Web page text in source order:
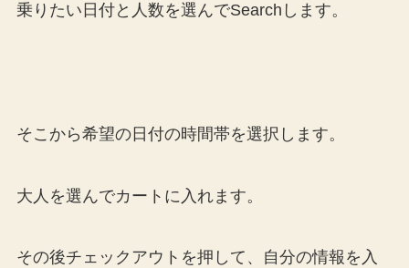
乗りたい日付と人数を選んでSearchします。
そこから希望の日付の時間帯を選択します。
大人を選んでカートに入れます。
その後チェックアウトを押して、自分の情報を入